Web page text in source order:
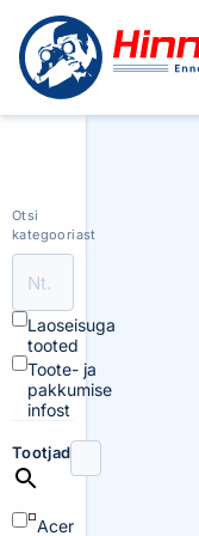
Otsi
kategooriast
Laoseisuga
tooted
Toote- ja
pakkumise
infost
Tootjad
Acer